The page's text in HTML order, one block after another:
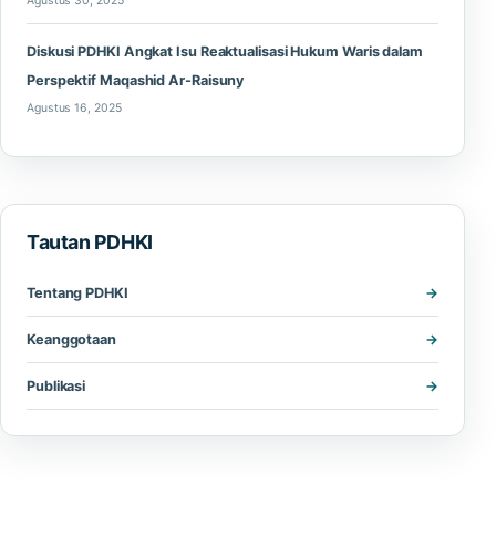
Diskusi PDHKI Angkat Isu Reaktualisasi Hukum Waris dalam
Perspektif Maqashid Ar-Raisuny
Agustus 16, 2025
Tautan PDHKI
Tentang PDHKI
Keanggotaan
Publikasi